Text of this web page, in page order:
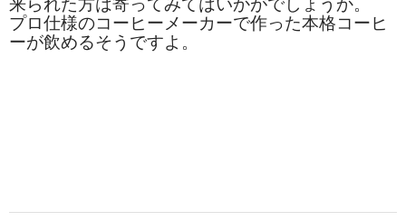
来られた方は寄ってみてはいかがでしょうか。
プロ仕様のコーヒーメーカーで作った本格コーヒ
ーが飲めるそうですよ。